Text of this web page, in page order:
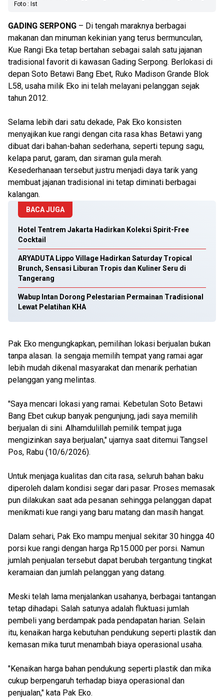
Foto : Ist
GADING SERPONG – Di tengah maraknya berbagai
makanan dan minuman kekinian yang terus bermunculan,
Kue Rangi Eka tetap bertahan sebagai salah satu jajanan
tradisional favorit di kawasan Gading Serpong. Berlokasi di
depan Soto Betawi Bang Ebet, Ruko Madison Grande Blok
L58, usaha milik Eko ini telah melayani pelanggan sejak
tahun 2012.
Selama lebih dari satu dekade, Pak Eko konsisten
menyajikan kue rangi dengan cita rasa khas Betawi yang
dibuat dari bahan-bahan sederhana, seperti tepung sagu,
kelapa parut, garam, dan siraman gula merah.
Kesederhanaan tersebut justru menjadi daya tarik yang
membuat jajanan tradisional ini tetap diminati berbagai
kalangan.
BACA JUGA
Hotel Tentrem Jakarta Hadirkan Koleksi Spirit-Free
Cocktail
ARYADUTA Lippo Village Hadirkan Saturday Tropical
Brunch, Sensasi Liburan Tropis dan Kuliner Seru di
Tangerang
Wabup Intan Dorong Pelestarian Permainan Tradisional
Lewat Pelatihan KHA
Pak Eko mengungkapkan, pemilihan lokasi berjualan bukan
tanpa alasan. Ia sengaja memilih tempat yang ramai agar
lebih mudah dikenal masyarakat dan menarik perhatian
pelanggan yang melintas.
"Saya mencari lokasi yang ramai. Kebetulan Soto Betawi
Bang Ebet cukup banyak pengunjung, jadi saya memilih
berjualan di sini. Alhamdulillah pemilik tempat juga
mengizinkan saya berjualan," ujarnya saat ditemui Tangsel
Pos, Rabu (10/6/2026).
Untuk menjaga kualitas dan cita rasa, seluruh bahan baku
diperoleh dalam kondisi segar dari pasar. Proses memasak
pun dilakukan saat ada pesanan sehingga pelanggan dapat
menikmati kue rangi yang baru matang dan masih hangat.
Dalam sehari, Pak Eko mampu menjual sekitar 30 hingga 40
porsi kue rangi dengan harga Rp15.000 per porsi. Namun
jumlah penjualan tersebut dapat berubah tergantung tingkat
keramaian dan jumlah pelanggan yang datang.
Meski telah lama menjalankan usahanya, berbagai tantangan
tetap dihadapi. Salah satunya adalah fluktuasi jumlah
pembeli yang berdampak pada pendapatan harian. Selain
itu, kenaikan harga kebutuhan pendukung seperti plastik dan
kemasan mika turut menambah biaya operasional usaha.
"Kenaikan harga bahan pendukung seperti plastik dan mika
cukup berpengaruh terhadap biaya operasional dan
penjualan," kata Pak Eko.